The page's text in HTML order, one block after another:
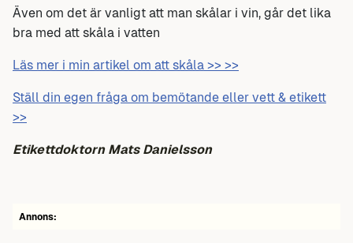
Även om det är vanligt att man skålar i vin, går det lika
bra med att skåla i vatten
Läs mer i min artikel om att skåla >> >>
Ställ din egen fråga om bemötande eller vett & etikett
>>
Etikettdoktorn Mats Danielsson
Annons: